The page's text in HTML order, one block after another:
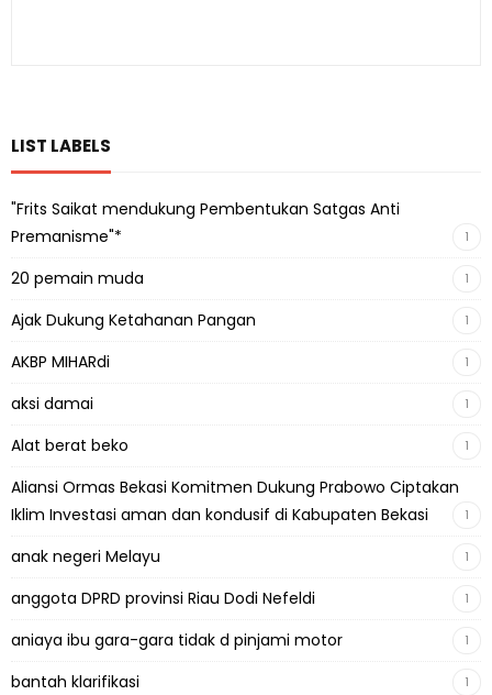
LIST LABELS
"Frits Saikat mendukung Pembentukan Satgas Anti
Premanisme"*
1
20 pemain muda 1
Ajak Dukung Ketahanan Pangan 1
AKBP MIHARdi 1
aksi damai 1
Alat berat beko 1
Aliansi Ormas Bekasi Komitmen Dukung Prabowo Ciptakan
Iklim Investasi aman dan kondusif di Kabupaten Bekasi
1
anak negeri Melayu 1
anggota DPRD provinsi Riau Dodi Nefeldi 1
aniaya ibu gara-gara tidak d pinjami motor 1
bantah klarifikasi 1